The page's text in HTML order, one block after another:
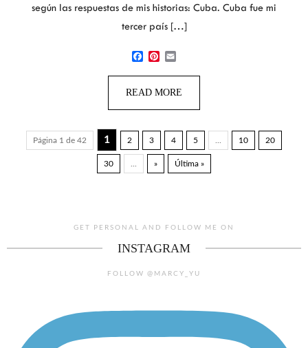
según las respuestas de mis historias: Cuba. Cuba fue mi
tercer país […]
READ MORE
Página 1 de 42 1 2 3 4 5 10 20
30 » Última »
GET PERSONAL AND FOLLOW ME ON
INSTAGRAM
FOLLOW @MARCY_YU